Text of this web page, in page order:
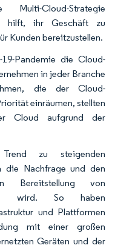
Cloud-Strategie
hilft, ihr Geschäft zu
Kunden bereitzustellen.
Pandemie die Cloud-
in jeder Branche
die der Cloud-
einräumen, stellten
Cloud aufgrund der
zu steigenden
die Nachfrage und den
Bereitstellung von
wird. So haben
und Plattformen
mit einer großen
Geräten und der